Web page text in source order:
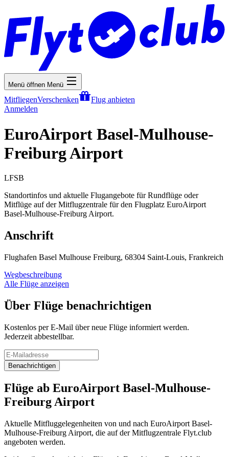
Menü öffnen Menü
MitfliegenVerschenken
Flug anbieten
Anmelden
EuroAirport Basel-Mulhouse-
Freiburg Airport
LFSB
Standortinfos und aktuelle Flugangebote für Rundflüge oder
Mitflüge auf der Mitflugzentrale für den Flugplatz EuroAirport
Basel-Mulhouse-Freiburg Airport.
Anschrift
Flughafen Basel Mulhouse Freiburg, 68304 Saint-Louis, Frankreich
Wegbeschreibung
Alle Flüge anzeigen
Über Flüge benachrichtigen
Kostenlos per E-Mail über neue Flüge informiert werden.
Jederzeit abbestellbar.
Benachrichtigen
Flüge ab EuroAirport Basel-Mulhouse-
Freiburg Airport
Aktuelle Mitfluggelegenheiten von und nach EuroAirport Basel-
Mulhouse-Freiburg Airport, die auf der Mitflugzentrale Flyt.club
angeboten werden.